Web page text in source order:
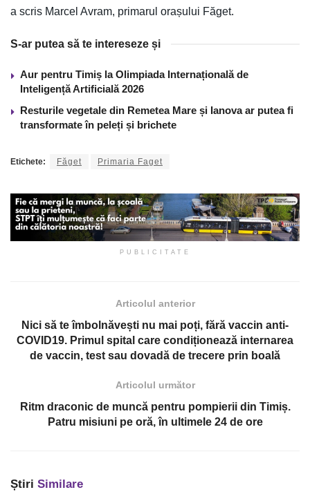
a scris Marcel Avram, primarul orașului Făget.
S-ar putea să te intereseze și
Aur pentru Timiș la Olimpiada Internațională de
Inteligență Artificială 2026
Resturile vegetale din Remetea Mare și Ianova ar putea fi
transformate în peleți și brichete
Etichete: Făget Primaria Faget
PUBLICITATE
Articolul anterior
Nici să te îmbolnăvești nu mai poți, fără vaccin anti-
COVID19. Primul spital care condiționează internarea
de vaccin, test sau dovadă de trecere prin boală
Articolul următor
Ritm draconic de muncă pentru pompierii din Timiș.
Patru misiuni pe oră, în ultimele 24 de ore
Știri Similare